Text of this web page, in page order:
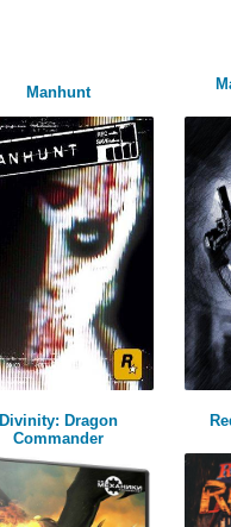
Manhunt
Divinity: Dragon
Commander